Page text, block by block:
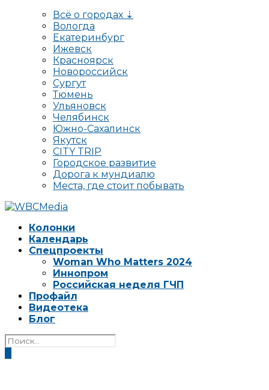
Всё о городах ⇣
Вологда
Екатеринбург
Ижевск
Красноярск
Новороссийск
Сургут
Тюмень
Ульяновск
Челябинск
Южно-Сахалинск
Якутск
CITY TRIP
Городское развитие
Дорога к мундиалю
Места, где стоит побывать
Колонки
Календарь
Спецпроекты
Woman Who Matters 2024
Иннопром
Российская неделя ГЧП
Профайл
Видеотека
Блог